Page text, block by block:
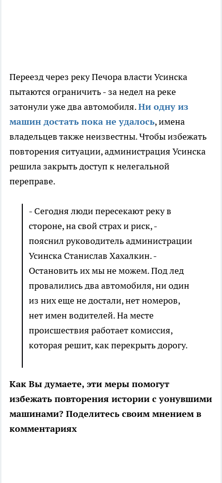
Переезд через реку Печора власти Усинска
пытаются ограничить - за недел на реке
затонули уже два автомобиля.Ни одну из
машин достать пока не удалось, имена
владельцев также неизвестны. Чтобы избежать
повторения ситуации, администрация Усинска
решила закрыть доступ к нелегальной
переправе.
- Сегодня люди пересекают реку в
стороне, на свой страх и риск, -
пояснил руководитель администрации
Усинска Станислав Хахалкин. -
Остановить их мы не можем. Под лед
провалились два автомобиля, ни один
из них еще не достали, нет номеров,
нет имен водителей. На месте
происшествия работает комиссия,
которая решит, как перекрыть дорогу.
Как Вы думаете, эти меры помогут
избежать повторения истории с уонувшими
машинами? Поделитесь своим мнением в
комментариях